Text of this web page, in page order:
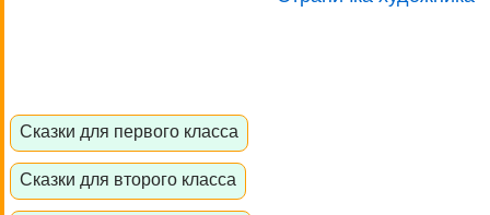
Сказки для первого класса
Сказки для второго класса